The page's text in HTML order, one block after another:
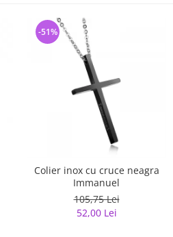
Colier inox cu cruce neagra
Immanuel
105,75 Lei
52,00 Lei
-51%